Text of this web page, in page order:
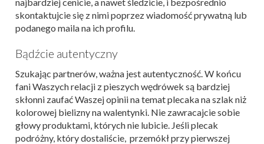
skontaktujcie się z nimi poprzez wiadomość prywatną lub
podanego maila na ich profilu.
Bądźcie autentyczny
Szukając partnerów, ważna jest autentyczność. W końcu
fani Waszych relacji z pieszych wędrówek są bardziej
skłonni zaufać Waszej opinii na temat plecaka na szlak niż
kolorowej bielizny na walentynki. Nie zawracajcie sobie
głowy produktami, których nie lubicie. Jeśli plecak
podróżny, który dostaliście, przemókł przy pierwszej